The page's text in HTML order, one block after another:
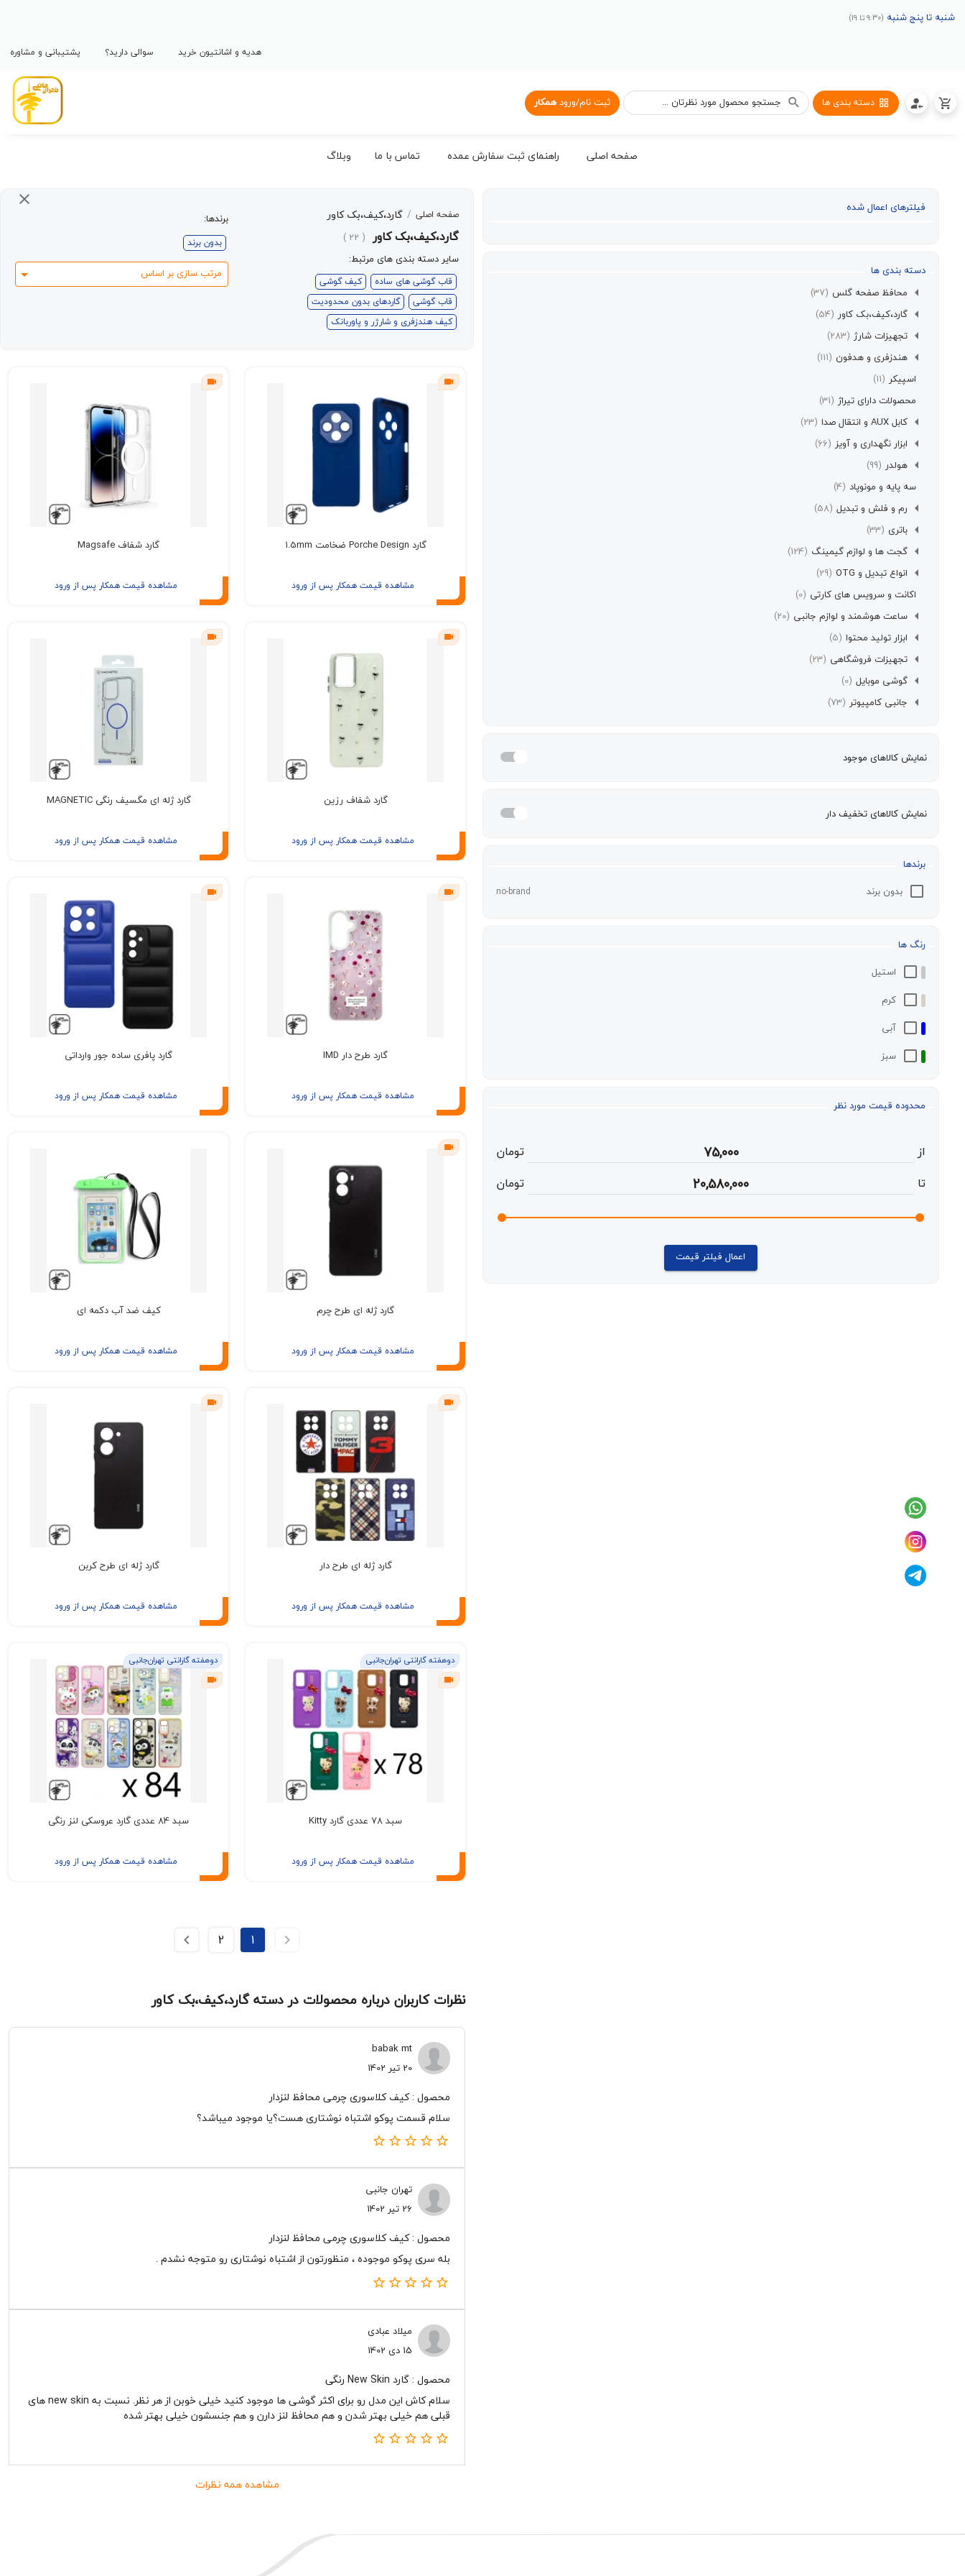
شنبه تا پنج شنبه (9:30 تا 19)
هدیه و اشانتیون خرید سوالی دارید؟ پشتیبانی و مشاوره
دسته بندی ها ثبت نام/ورودهمکار
صفحه اصلی راهنمای ثبت سفارش عمده تماس با ما وبلاگ
فیلترهای اعمال شده
دسته بندی ها
محافظ صفحه گلس (37)
گارد،کیف،بک کاور (54)
تجهیزات شارژ (283)
هندزفری و هدفون (111)
اسپیکر (11)
محصولات دارای تیراژ (31)
کابل AUX و انتقال صدا
(23)
ابزار نگهداری و آویز (66)
هولدر (99)
سه پایه و مونوپاد (4)
رم و فلش و تبدیل (58)
باتری (33)
گجت ها و لوازم گیمینگ (124)
انواع تبدیل و OTG
(29)
اکانت و سرویس های کارتی (0)
ساعت هوشمند و لوازم جانبی (20)
ابزار تولید محتوا (5)
تجهیزات فروشگاهی (23)
گوشی موبایل (0)
جانبی کامپیوتر (73)
نمایش کالاهای موجود
نمایش کالاهای تخفیف دار
برندها
بدون برند
no-brand
رنگ ها
استیل
کرم
آبی
سبز
مشکی
نارنجی
سرمه ای
محدوده قیمت مورد نظر
از 75,000
تومان
تا
20,580,000 تومان
اعمال فیلتر قیمت
صفحه اصلی / گارد،کیف،بک کاور
گارد،کیف،بک کاور ( 22 )
سایر دسته بندی های مرتبط:
قاب گوشی های ساده
کیف گوشی
قاب گوشی
گاردهای بدون محدودیت
کیف هندزفری و شارژر و پاوربانک
برندها:
بدون برند
مرتب سازی بر اساس
گارد Porche Design ضخامت 1.5mm
مشاهده قیمت همکار پس از ورود
گارد شفاف Magsafe
مشاهده قیمت همکار پس از ورود
گارد شفاف رزین
مشاهده قیمت همکار پس از ورود
گارد ژله ای مگسیف رنگی MAGNETIC
مشاهده قیمت همکار پس از ورود
گارد طرح دار IMD
مشاهده قیمت همکار پس از ورود
گارد پافری ساده جور وارداتی
مشاهده قیمت همکار پس از ورود
گارد ژله ای طرح چرم
مشاهده قیمت همکار پس از ورود
کیف ضد آب دکمه ای
مشاهده قیمت همکار پس از ورود
گارد ژله ای طرح دار
مشاهده قیمت همکار پس از ورود
گارد ژله ای طرح کربن
مشاهده قیمت همکار پس از ورود
دوهفته گارانتی تهران‌جانبی
سبد 78 عددی گارد Kitty
مشاهده قیمت همکار پس از ورود
دوهفته گارانتی تهران‌جانبی
سبد 84 عددی گارد عروسکی لنز رنگی
مشاهده قیمت همکار پس از ورود
1
2
نظرات کاربران درباره محصولات در دسته گارد،کیف،بک کاور
babak mt
20 تیر 1402
محصول : کیف کلاسوری چرمی محافظ لنزدار
سلام قسمت پوکو اشتباه نوشتاری هست؟یا موجود میباشد؟
تهران جانبی
26 تیر 1402
محصول : کیف کلاسوری چرمی محافظ لنزدار
بله سری پوکو موجوده ، منظورتون از اشتباه نوشتاری رو متوجه نشدم .
میلاد عبادی
15 دی 1402
محصول : گارد New Skin رنگی
سلام کاش این مدل رو برای اکثر گوشی ها موجود کنید خیلی خوبن از هر نظر. نسبت به new skin های
قبلی هم خیلی بهتر شدن و هم محافظ لنز دارن و هم جنسشون خیلی بهتر شده
مشاهده همه نظرات